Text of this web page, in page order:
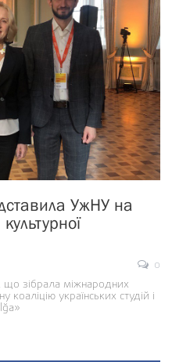
УжНУ на
0
що зібрала міжнародних
коаліцію українських студій і